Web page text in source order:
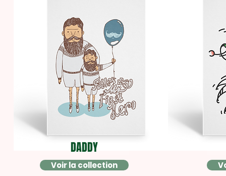
DADDY
Voir la collection